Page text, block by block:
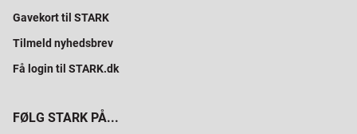
Gavekort til STARK
Tilmeld nyhedsbrev
Få login til STARK.dk
FØLG STARK PÅ...